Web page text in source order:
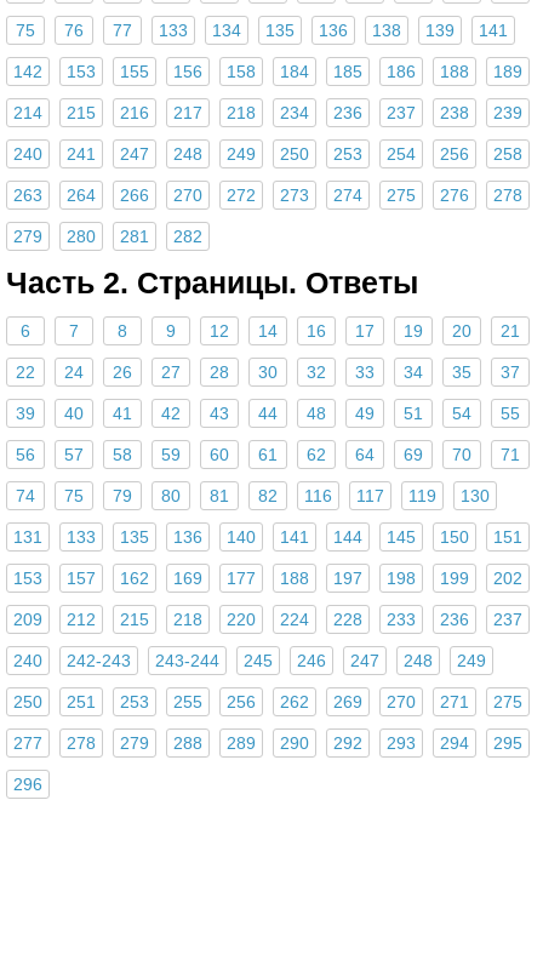
75 76 77 133 134 135 136 138 139 141
142 153 155 156 158 184 185 186 188 189
214 215 216 217 218 234 236 237 238 239
240 241 247 248 249 250 253 254 256 258
263 264 266 270 272 273 274 275 276 278
279 280 281 282
Часть 2. Страницы. Ответы
6 7 8 9 12 14 16 17 19 20 21
22 24 26 27 28 30 32 33 34 35 37
39 40 41 42 43 44 48 49 51 54 55
56 57 58 59 60 61 62 64 69 70 71
74 75 79 80 81 82 116 117 119 130
131 133 135 136 140 141 144 145 150 151
153 157 162 169 177 188 197 198 199 202
209 212 215 218 220 224 228 233 236 237
240 242-243 243-244 245 246 247 248 249
250 251 253 255 256 262 269 270 271 275
277 278 279 288 289 290 292 293 294 295
296